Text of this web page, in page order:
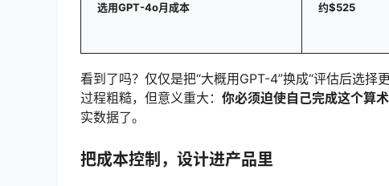
选用GPT-4o月成本 约$525
看到了吗？仅仅是把“大概用GPT-4”换成“评估后选
过程粗糙，但意义重大： 你必须迫使自己完成这个算
实数据了。
把成本控制，设计进产品里